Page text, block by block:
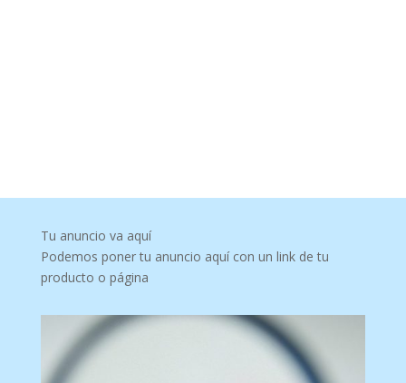
Tu anuncio va aquí
Podemos poner tu anuncio aquí con un link de tu
producto o página